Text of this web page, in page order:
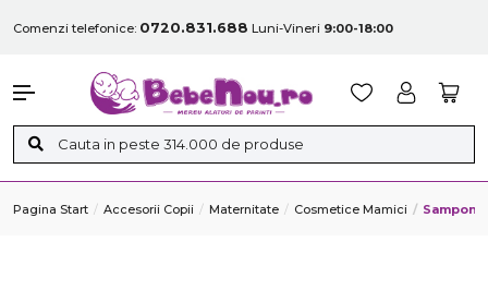
Comenzi telefonice: 0720.831.688 Luni-Vineri 9:00-18:00
Pagina Start Accesorii Copii Maternitate Cosmetice Mamici Sampon